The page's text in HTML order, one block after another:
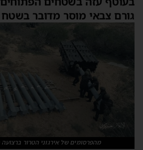
גורם צבאי מוסר מדובר
מהפרסומים של אירגוני הטרור